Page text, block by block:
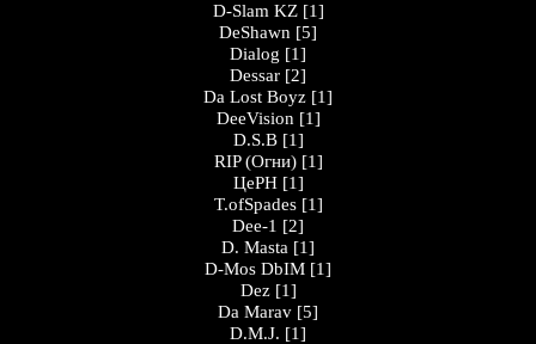
D-Slam KZ [1]
DeShawn [5]
Dialog [1]
Dessar [2]
Da Lost Boyz [1]
DeeVision [1]
D.S.B [1]
RIP (Огни) [1]
ЦеРН [1]
T.ofSpades [1]
Dee-1 [2]
D. Masta [1]
D-Mos DbIM [1]
Dez [1]
Da Marav [5]
D.M.J. [1]